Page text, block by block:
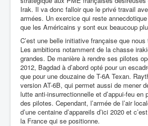
Irak. Il va donc falloir que le privé travail
armées. Un exercice qui reste
que les Américains y sont eux beaucoup
C’est une belle initiative française que
Les ambitions notamment de la chasse
grandes. De manière à rendre ses pilotes
2012, Bagdad à d’abord opté pour un
que pour une douzaine de T-6A Texan.
version AT-6B, qui permet aussi de mener
lutte anti-insurrectionnelle et d’appui-feu en
des pilotes. Cependant, l’armée de l’air
d’une centaine d’appareils d’ici 2020 et
la France qui se positionne.